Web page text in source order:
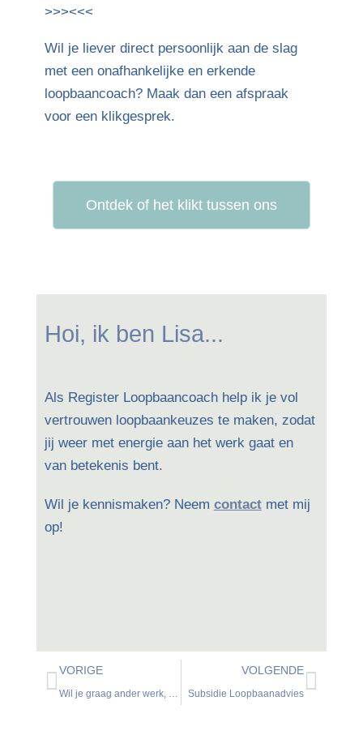
>>><<<
Wil je liever direct persoonlijk aan de slag
met een onafhankelijke en erkende
loopbaancoach? Maak dan een afspraak
voor een klikgesprek.
Ontdek of het klikt tussen ons
Hoi, ik ben Lisa...
Als Register Loopbaancoach help ik je vol
vertrouwen loopbaankeuzes te maken, zodat
jij weer met energie aan het werk gaat en
van betekenis bent.
Wil je kennismaken? Neem contact met mij
op!
VORIGE
Wil je graag ander werk, maar weet je niet wat?
VOLGENDE
Subsidie Loopbaanadvies